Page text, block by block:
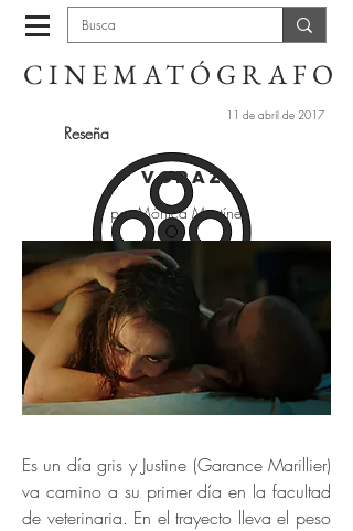
CINEMATÓGRAFO
Reseña
Voraz
por Mónica Martínez
11 de abril de 2017
Es un día gris y Justine (Garance Marillier)
va camino a su primer día en la facultad
de veterinaria. En el trayecto lleva el peso